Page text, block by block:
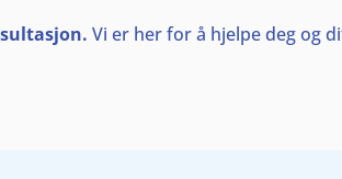
Vi er her for å hjelpe deg og